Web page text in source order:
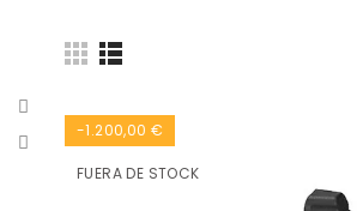
-1.200,00 €
FUERA DE STOCK